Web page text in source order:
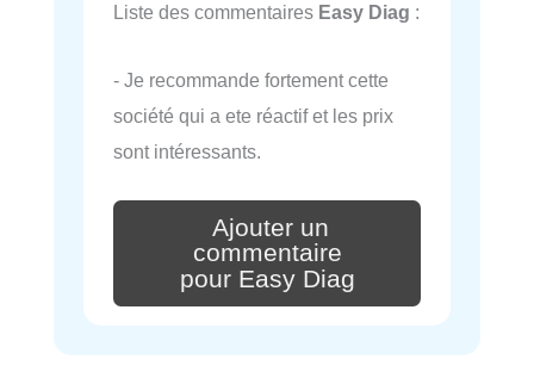
Liste des commentaires Easy Diag :
- Je recommande fortement cette
société qui a ete réactif et les prix
sont intéressants.
Ajouter un
commentaire
pour Easy Diag